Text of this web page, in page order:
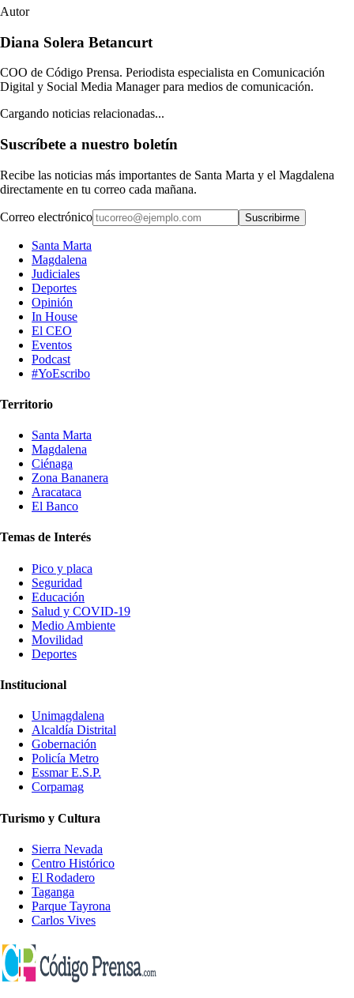
Autor
Diana Solera Betancurt
COO de Código Prensa. Periodista especialista en Comunicación
Digital y Social Media Manager para medios de comunicación.
Cargando noticias relacionadas...
Suscríbete a nuestro boletín
Recibe las noticias más importantes de Santa Marta y el Magdalena
directamente en tu correo cada mañana.
Correo electrónico Suscribirme
Santa Marta
Magdalena
Judiciales
Deportes
Opinión
In House
El CEO
Eventos
Podcast
#YoEscribo
Territorio
Santa Marta
Magdalena
Ciénaga
Zona Bananera
Aracataca
El Banco
Temas de Interés
Pico y placa
Seguridad
Educación
Salud y COVID-19
Medio Ambiente
Movilidad
Deportes
Institucional
Unimagdalena
Alcaldía Distrital
Gobernación
Policía Metro
Essmar E.S.P.
Corpamag
Turismo y Cultura
Sierra Nevada
Centro Histórico
El Rodadero
Taganga
Parque Tayrona
Carlos Vives